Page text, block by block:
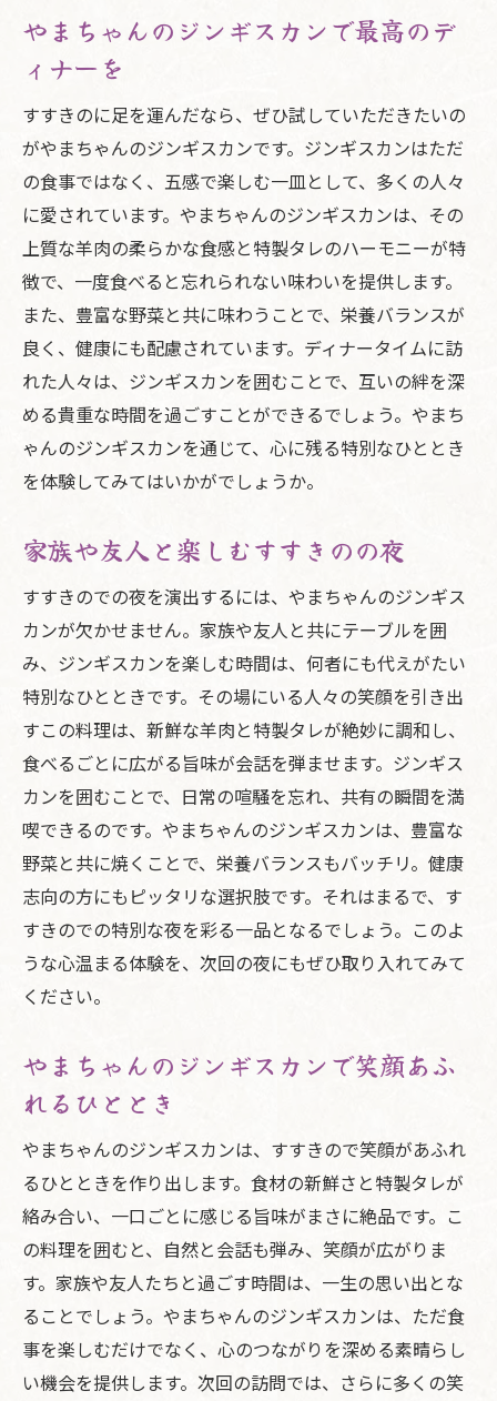
やまちゃんのジンギスカンで最高のデ
ィナーを
すすきのに足を運んだなら、ぜひ試していただきたいの
がやまちゃんのジンギスカンです。ジンギスカンはただ
の食事ではなく、五感で楽しむ一皿として、多くの人々
に愛されています。やまちゃんのジンギスカンは、その
上質な羊肉の柔らかな食感と特製タレのハーモニーが特
徴で、一度食べると忘れられない味わいを提供します。
また、豊富な野菜と共に味わうことで、栄養バランスが
良く、健康にも配慮されています。ディナータイムに訪
れた人々は、ジンギスカンを囲むことで、互いの絆を深
める貴重な時間を過ごすことができるでしょう。やまち
ゃんのジンギスカンを通じて、心に残る特別なひととき
を体験してみてはいかがでしょうか。
家族や友人と楽しむすすきのの夜
すすきのでの夜を演出するには、やまちゃんのジンギス
カンが欠かせません。家族や友人と共にテーブルを囲
み、ジンギスカンを楽しむ時間は、何者にも代えがたい
特別なひとときです。その場にいる人々の笑顔を引き出
すこの料理は、新鮮な羊肉と特製タレが絶妙に調和し、
食べるごとに広がる旨味が会話を弾ませます。ジンギス
カンを囲むことで、日常の喧騒を忘れ、共有の瞬間を満
喫できるのです。やまちゃんのジンギスカンは、豊富な
野菜と共に焼くことで、栄養バランスもバッチリ。健康
志向の方にもピッタリな選択肢です。それはまるで、す
すきのでの特別な夜を彩る一品となるでしょう。このよ
うな心温まる体験を、次回の夜にもぜひ取り入れてみて
ください。
やまちゃんのジンギスカンで笑顔あふ
れるひととき
やまちゃんのジンギスカンは、すすきので笑顔があふれ
るひとときを作り出します。食材の新鮮さと特製タレが
絡み合い、一口ごとに感じる旨味がまさに絶品です。こ
の料理を囲むと、自然と会話も弾み、笑顔が広がりま
す。家族や友人たちと過ごす時間は、一生の思い出とな
ることでしょう。やまちゃんのジンギスカンは、ただ食
事を楽しむだけでなく、心のつながりを深める素晴らし
い機会を提供します。次回の訪問では、さらに多くの笑